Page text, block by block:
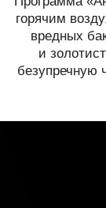
горячим
вредных
и
безупречную